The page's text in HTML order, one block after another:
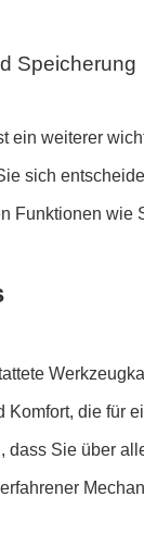
Speicherung
ein weiterer
sich
Funktionen wie
Komfort, die für
dass Sie über